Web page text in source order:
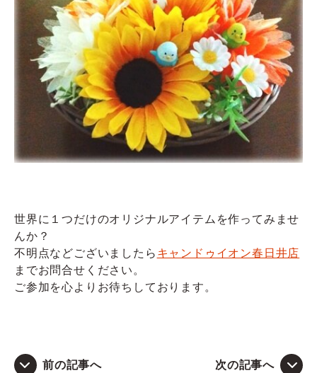
世界に１つだけのオリジナルアイテムを作ってみませ
んか？
不明点などございましたら キャンドゥイオン春日井店
までお問合せください。
ご参加を心よりお待ちしております。
前の記事へ 次の記事へ